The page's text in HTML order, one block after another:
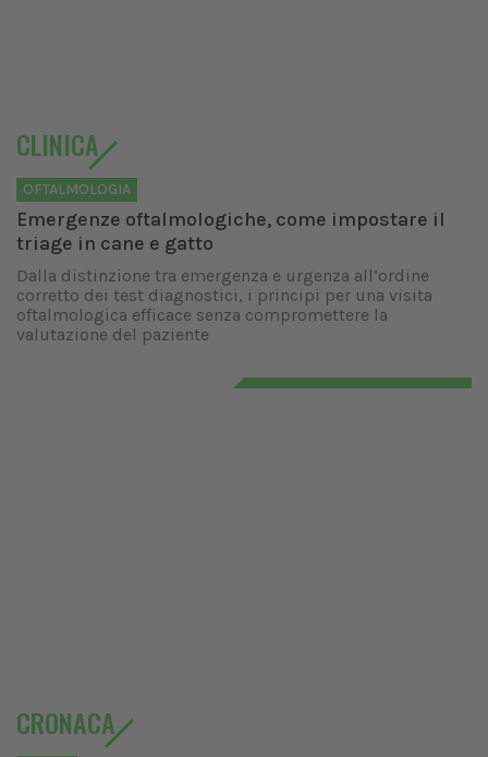
CLINICA
OFTALMOLOGIA
Emergenze oftalmologiche, come impostare il
triage in cane e gatto
Dalla distinzione tra emergenza e urgenza all’ordine
corretto dei test diagnostici, i principi per una visita
oftalmologica efficace senza compromettere la
valutazione del paziente
CRONACA